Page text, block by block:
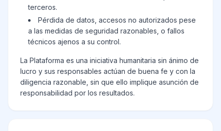
terceros.
Pérdida de datos, accesos no autorizados pese
a las medidas de seguridad razonables, o fallos
técnicos ajenos a su control.
La Plataforma es una iniciativa humanitaria sin ánimo de
lucro y sus responsables actúan de buena fe y con la
diligencia razonable, sin que ello implique asunción de
responsabilidad por los resultados.